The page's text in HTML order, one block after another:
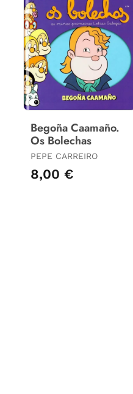
Begoña Caamaño.
Os Bolechas
PEPE CARREIRO
8,00 €